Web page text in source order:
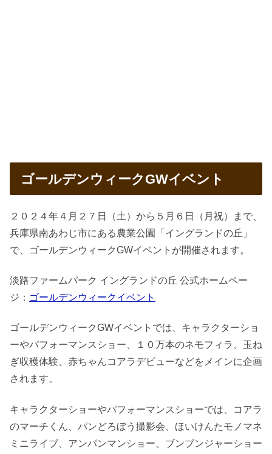
ゴールデンウィークGWイベント
２０２４年４月２７日（土）から５月６日（月祝）まで、
兵庫県南あわじ市にある農業公園「イングランドの丘」
で、ゴールデンウィークGWイベントが開催されます。
淡路ファームパーク イングランドの丘 公式ホームペー
ジ： ゴールデンウィークイベント
ゴールデンウィークGWイベントでは、キャラクターショ
ーやパフォーマンスショー、１０万本のネモフィラ、玉ね
ぎ収穫体験、赤ちゃんコアラデビューなどをメインに企画
されます。
キャラクターショーやパフォーマンスショーでは、コアラ
のマーチくん、パンどろぼう撮影会、ほいけんたモノマネ
ミニライブ、アンパンマンショー、ブンブンジャーショー